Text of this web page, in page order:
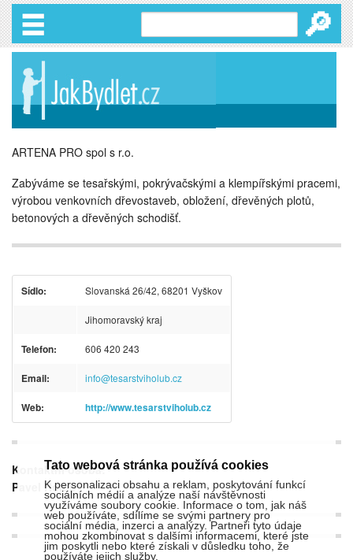
🔎
ARTENA PRO spol s r.o.
Zabýváme se tesařskými, pokrývačskými a klempířskými pracemi,
výrobou venkovních dřevostaveb, obložení, dřevěných plotů,
betonových a dřevěných schodišť.
Sídlo: Slovanská 26/42, 68201 Vyškov
Jihomoravský kraj
Telefon: 606 420 243
Email: info@tesarstviholub.cz
Web: http://www.tesarstviholub.cz
Kontaktní osoba:
Pavel Holub
Tato webová stránka používá cookies
K personalizaci obsahu a reklam, poskytování funkcí
sociálních médií a analýze naší návštěvnosti
využíváme soubory cookie. Informace o tom, jak náš
web používáte, sdílíme se svými partnery pro
sociální média, inzerci a analýzy. Partneři tyto údaje
mohou zkombinovat s dalšími informacemi, které jste
jim poskytli nebo které získali v důsledku toho, že
používáte jejich služby.